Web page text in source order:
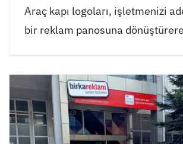
Araç kapı logoları, işletmenizi
bir reklam panosuna